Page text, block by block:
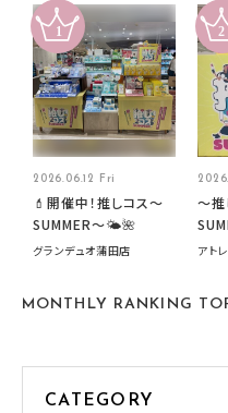
2026.06.12 Fri
💄開催中！推しコス〜
SUMMER〜🌤️🌺
グランデュオ蒲田店
～推
中で
アト
MONTHLY RANKING